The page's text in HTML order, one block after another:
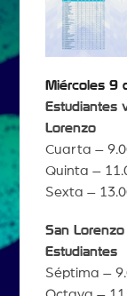
Miércoles 9
Estudiantes
Lorenzo
Cuarta –
Quinta –
Sexta –
San
Estudiantes
Séptima –